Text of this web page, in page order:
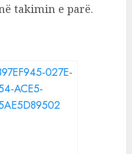
takimin e parë.